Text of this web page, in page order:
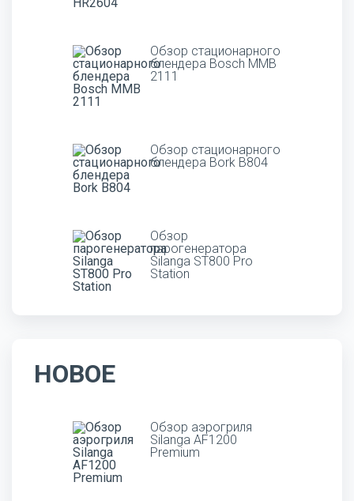
Обзор стационарного
блендера Bosch MMB
2111
Обзор стационарного
блендера Bork B804
Обзор
парогенератора
Silanga ST800 Pro
Station
НОВОЕ
Обзор аэрогриля
Silanga AF1200
Premium